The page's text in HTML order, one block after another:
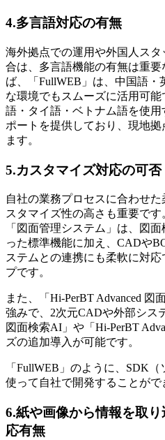
4.多言語対応の有無
海外拠点での運用や外国人ス
合は、多言語機能の有無は重要
ば、「FullWEB」は、中国語
な環境でもスムーズに活用可
語・タイ語・ベトナム語を使
ポートを提供しており、現地
ます。
5.カスタマイズ対応の可否
自社の業務プロセスに合わせ
スタマイズ性の高さも重要で
「図面管理システム」は、図
った標準機能に加え、CADや
ステムとの連携にも柔軟に対
プです。
また、「Hi-PerBT Advanced
強みで、2次元CADや外部シス
図面検索AI」や「Hi-PerBT
ズの追加導入が可能です。
「FullWEB」のように、SDK
使って自社で開発することがで
6.紙や画像から情報を取
応有無